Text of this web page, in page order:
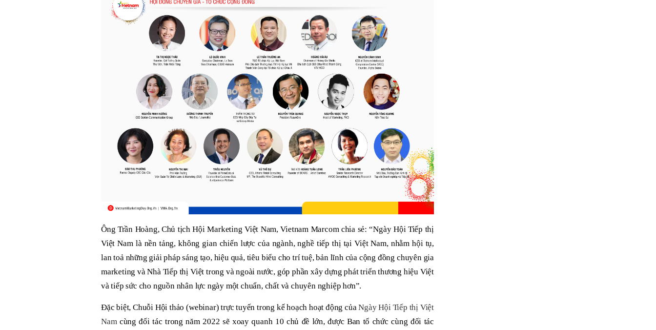
Ông Trần Hoàng, Chủ tịch Hội Marketing Việt Nam, Vietnam Marcom chia sẻ: “Ngày Hội Tiếp thị
Việt Nam là nền tảng, không gian chiến lược của ngành, nghề tiếp thị tại Việt Nam, nhằm hội tụ,
lan toả những giải pháp sáng tạo, hiệu quả, tiêu biểu cho trí tuệ, bản lĩnh của cộng đồng chuyên gia
marketing và Nhà Tiếp thị Việt trong và ngoài nước, góp phần xây dựng phát triển thương hiệu Việt
và tiếp sức cho nguồn nhân lực ngày một chuẩn, chất và chuyên nghiệp hơn”.
Đặc biệt, Chuỗi Hội thảo (webinar) trực tuyến trong kế hoạch hoạt động củaNgày Hội Tiếp thị Việt
Nam cùng đối tác trong năm 2022 sẽ xoay quanh 10 chủ đề lớn, được Ban tổ chức cùng đối tác